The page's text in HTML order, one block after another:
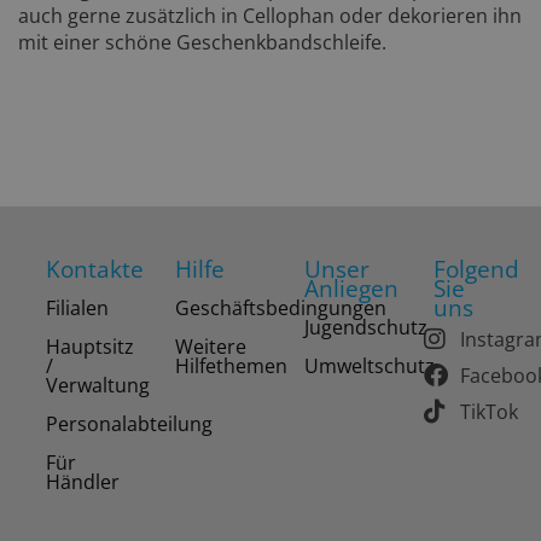
auch gerne zusätzlich in Cellophan oder dekorieren ihn
mit einer schöne Geschenkbandschleife.
Kontakte
Filialen
Hauptsitz
/
Verwaltung
Personalabteilung
Für
Händler
Hilfe
Geschäftsbedingungen
Weitere
Hilfethemen
Unser
Anliegen
Jugendschutz
Umweltschutz
Folgend
Sie
uns
TikTok